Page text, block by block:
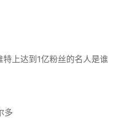
特上达到1亿粉丝的名人是谁
多